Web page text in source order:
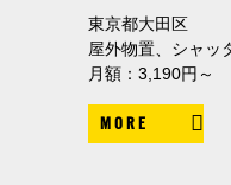
東京都大田区
屋外物置、シャッ
月額：3,190円～
MORE